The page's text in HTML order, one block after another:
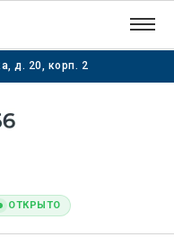
д. 20, корп. 2
ОТКРЫТО